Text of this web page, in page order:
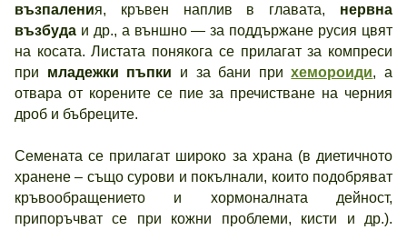
възпаления, кръвен наплив в главата, нервна
възбуда и др., а външно — за поддържане русия цвят
на косата. Листата понякога се прилагат за компреси
при младежки пъпки и за бани прихемороиди, а
отвара от корените се пие за пречистване на черния
дроб и бъбреците.
Семената се прилагат широко за храна (в диетичното
хранене – също сурови и покълнали, които подобряват
кръвообращението и хормоналната дейност,
припоръчват се при кожни проблеми, кисти и др.).